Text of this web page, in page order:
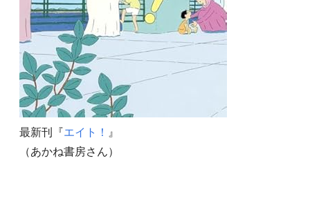
最新刊『エイト！
』
（あかね書房さん）